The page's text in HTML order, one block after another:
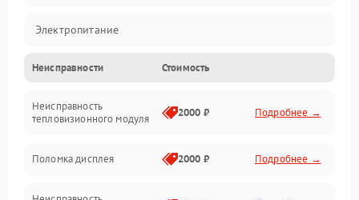
Электропитание
Измерения
Матрица
Неисправности Стоимость
Неисправность
тепловизионного модуля
2000 ₽ Подробнее →
Поломка дисплея 2000 ₽ Подробнее →